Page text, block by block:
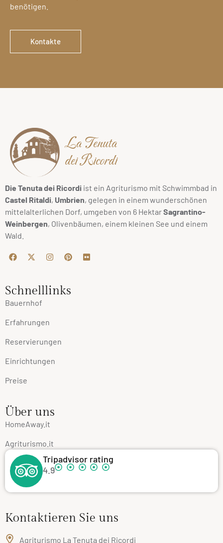
benötigen.
Kontakte
La Tenuta
dei Ricordi
Die Tenuta dei Ricordi ist ein Agriturismo mit Schwimmbad in
Castel Ritaldi, Umbrien, gelegen in einem wunderschönen
mittelalterlichen Dorf, umgeben von 6 HektarSagrantino-
Weinbergen, Olivenbäumen, einem kleinen See und einem
Wald.
Schnelllinks
Bauernhof
Erfahrungen
Reservierungen
Einrichtungen
Preise
Über uns
HomeAway.it
Agriturismo.it
Tripadvisor rating
4.9
Kontaktieren Sie uns
Agriturismo La Tenuta dei Ricordi